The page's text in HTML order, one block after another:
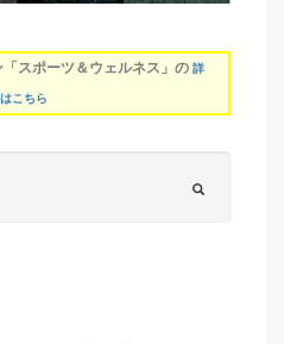
スポーツ＆ウェルネス」の 詳
こちら